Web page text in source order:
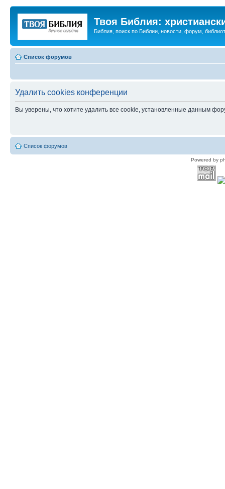
Твоя Библия:
Библия, поиск по Библии, новости, форум,
Список форумов
Удалить cookies конференции
Вы уверены, что хотите удалить все cookie, установленные данным
Список форумов
Powered by